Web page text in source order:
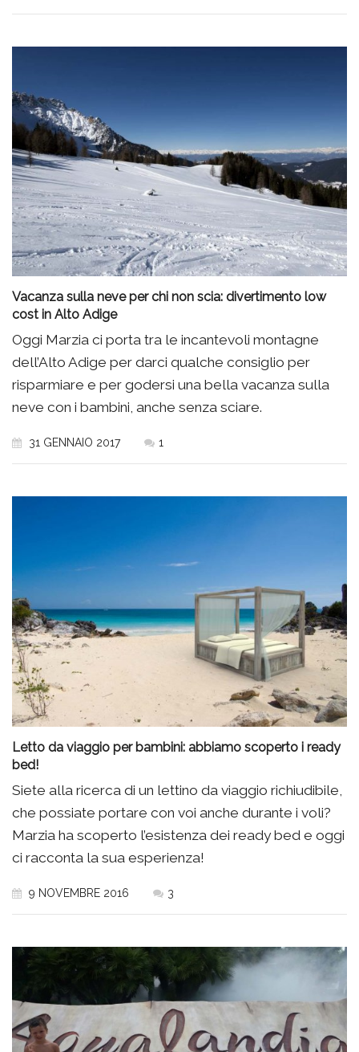
Vacanza sulla neve per chi non scia: divertimento low
cost in Alto Adige
Oggi Marzia ci porta tra le incantevoli montagne
dell’Alto Adige per darci qualche consiglio per
risparmiare e per godersi una bella vacanza sulla
neve con i bambini, anche senza sciare.
31 GENNAIO 2017 1
Letto da viaggio per bambini: abbiamo scoperto i ready
bed!
Siete alla ricerca di un lettino da viaggio richiudibile,
che possiate portare con voi anche durante i voli?
Marzia ha scoperto l’esistenza dei ready bed e oggi
ci racconta la sua esperienza!
9 NOVEMBRE 2016 3